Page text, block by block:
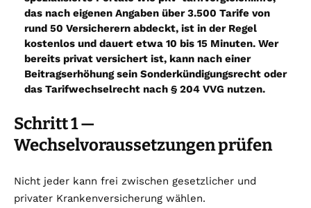
das nach eigenen Angaben über 3.500 Tarife von
rund 50 Versicherern abdeckt, ist in der Regel
kostenlos und dauert etwa 10 bis 15 Minuten. Wer
bereits privat versichert ist, kann nach einer
Beitragserhöhung sein Sonderkündigungsrecht oder
das Tarifwechselrecht nach § 204 VVG nutzen.
Schritt 1 —
Wechselvoraussetzungen prüfen
Nicht jeder kann frei zwischen gesetzlicher und
privater Krankenversicherung wählen.